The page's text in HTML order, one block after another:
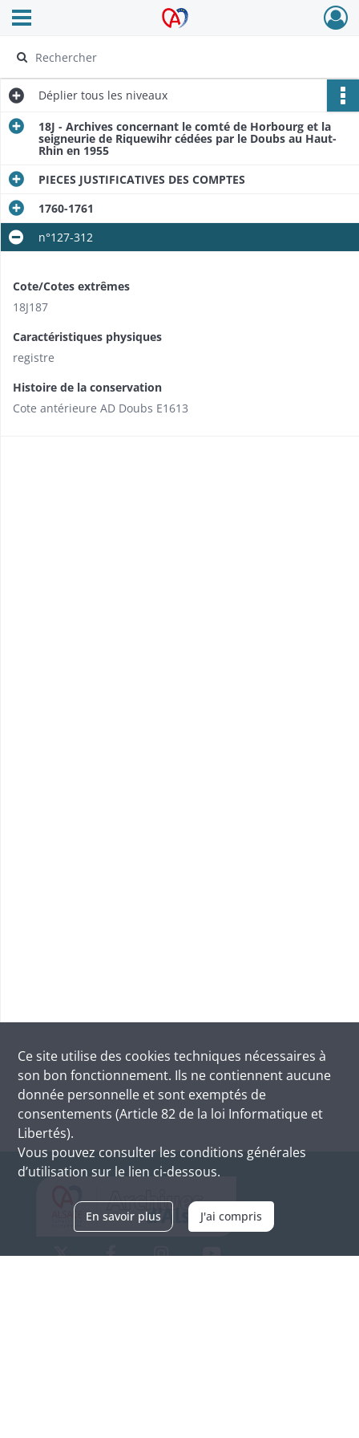
Archives Alsace - Colmar
Ouvrir le menu déroulant
Déplier tous les niveaux
18J - Archives concernant le comté de Horbourg et la
seigneurie de Riquewihr cédées par le Doubs au Haut-
Rhin en 1955
PIECES JUSTIFICATIVES DES COMPTES
1760-1761
n°127-312
Cote/Cotes extrêmes
18J187
Caractéristiques physiques
registre
Histoire de la conservation
Cote antérieure AD Doubs E1613
Ce site utilise des cookies techniques nécessaires à
son bon fonctionnement. Ils ne contiennent aucune
donnée personnelle et sont exemptés de
consentements (Article 82 de la loi Informatique et
Libertés).
Vous pouvez consulter les conditions générales
d’utilisation sur le lien ci-dessous.
En savoir plus J'ai compris